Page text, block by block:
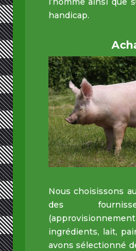
handicap.
Nous choisissons
des
ingrédients, lait,
avons sélectionné